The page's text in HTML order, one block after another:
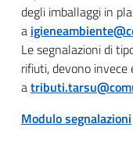
degli imballaggi in
a
Le segnalazioni di
rifiuti, devono invece
a
Modulo segnalazioni